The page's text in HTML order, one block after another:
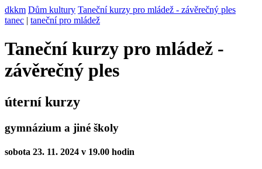
dkkm Dům kultury Taneční kurzy pro mládež - závěrečný ples
tanec | taneční pro mládež
Taneční kurzy pro mládež -
závěrečný ples
úterní kurzy
gymnázium a jiné školy
sobota 23. 11. 2024 v 19.00 hodin